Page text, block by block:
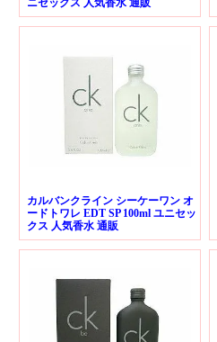
ニセックス 人気香水 通販
カルバンクライン シーケーワン オ
ードトワレ EDT SP 100ml ユニセッ
クス 人気香水 通販